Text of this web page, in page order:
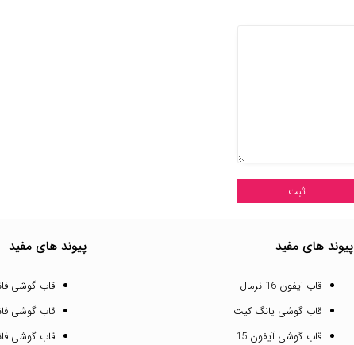
پیوند های مفید
قاب ایفون 16 نرمال
قاب گوشی یانگ کیت
قاب گوشی آیفون 15
پیوند های مفید
قاب گوشی
قاب گوشی
قاب گوشی